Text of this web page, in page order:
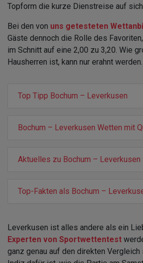
Topform die kurze Dienstreise auf
Bei den von uns getesteten
Gäste dennoch die Rolle des
im Schnitt auf eine 2,00 zu 3,20. Wie
Hausherren ist, kann nur erahnt werden.
Top Tipp Bochum – Leverkusen
Bochum – Leverkusen Wetten mit
Aktuelles zu Bochum – Leverkusen
Top-Fakten als Bochum –
Leverkusen ist alles andere als ein
Experten von Sportwettentest
ganz genau auf den direkten Vergleich